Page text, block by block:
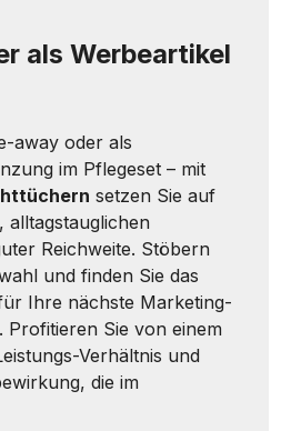
als Werbeartikel
away oder als
im Pflegeset – mit
setzen Sie auf
alltagstauglichen
Reichweite. Stöbern
und finden Sie das
Ihre nächste Marketing-
Profitieren Sie von einem
Verhältnis und
die im